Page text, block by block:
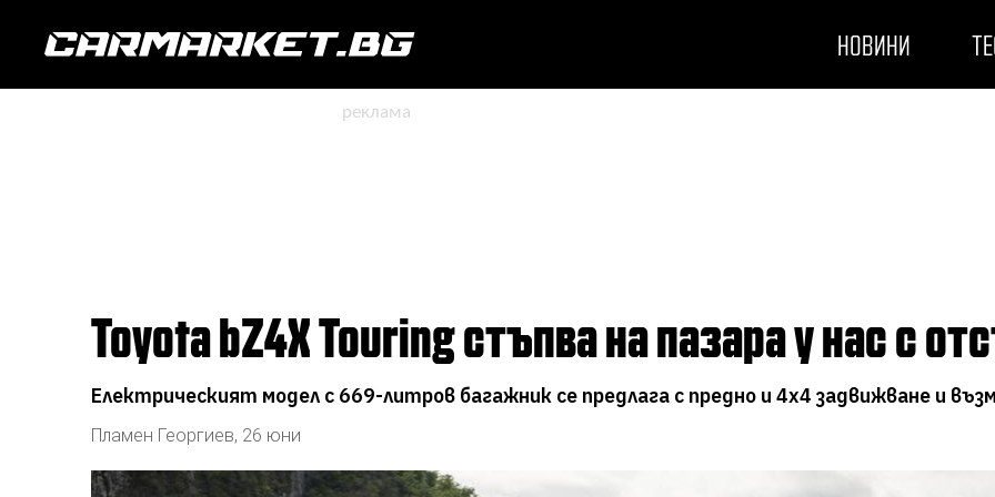
НОВИНИ
Toyota bZ4X Touring стъпва на пазара у нас с
Електрическият модел с 669-литров багажник се предлага с предно и 4х4 задвижване и
Пламен Георгиев, 26 юни